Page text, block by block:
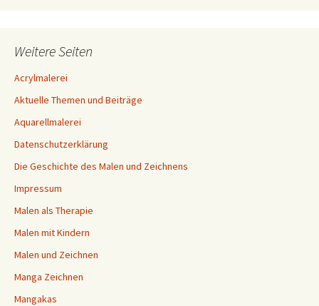
Weitere Seiten
Acrylmalerei
Aktuelle Themen und Beiträge
Aquarellmalerei
Datenschutzerklärung
Die Geschichte des Malen und Zeichnens
Impressum
Malen als Therapie
Malen mit Kindern
Malen und Zeichnen
Manga Zeichnen
Mangakas